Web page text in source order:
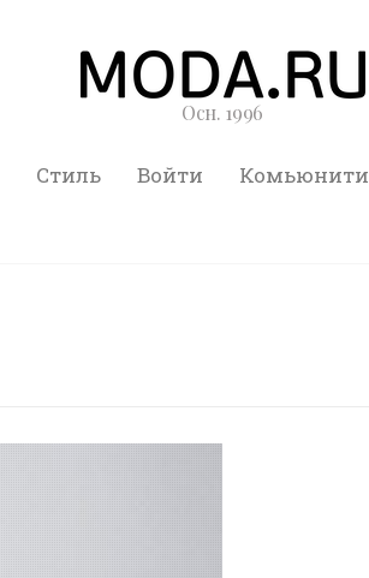
Осн. 1996
Стиль Войти Комьюнити